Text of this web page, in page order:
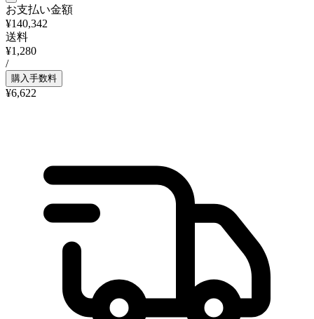
お支払い金額
¥140,342
送料
¥1,280
/
購入手数料
¥6,622